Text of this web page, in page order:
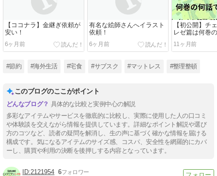
【ココナラ】金継ぎ依頼が
安い！
6ヶ月前
有名な絵師さんへイラスト
依頼！
6ヶ月前
【初公開】チ
レゼ篇は何巻
る？ネタバレ
画をより楽し
11ヶ月前
#節約 #海外生活 #宅食 #サブスク #マットレス #整理整頓
このブログのここがポイント
具体的な比較と実例中心の解説
多彩なアイテムやサービスを徹底的に比較し、実際に使用した人の口コミ
や体験談を交えながら情報を提供しています。詳細なポイント解説や選び
方のコツなど、読者の疑問を解消し、生の声に基づく確かな情報を届ける
構成です。気になるアイテムのサイズ感、コスパ、安全性を網羅的にカバ
ーし、購買や利用の決断を後押しする内容となっています。
2121954 6